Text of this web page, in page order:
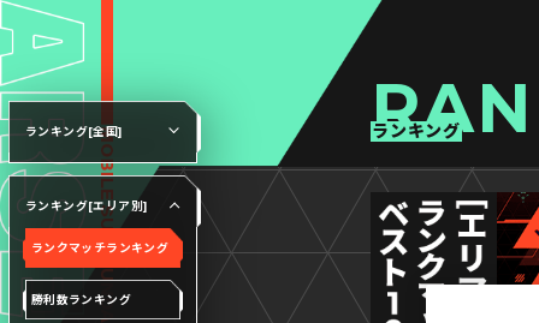
ランキング
ランキング[全国]
ランキング[エリア別]
ランクマッチランキング
勝利数ランキング